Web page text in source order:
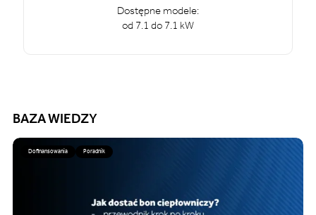
Dostępne modele:
od 7.1 do 7.1 kW
BAZA WIEDZY
Dofinansowania Poradnik